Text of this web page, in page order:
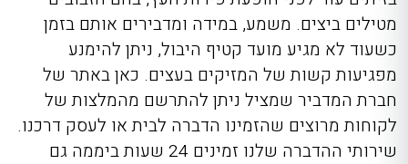
מטילים ביצים. משמע, במידה ומדבירים אותם בזמן
כשעוד לא מגיע מועד קטיף היבול, ניתן להימנע
מפגיעות קשות של המזיקים בעצים. כאן באתר של
חברת המדביר שמציל ניתן להתרשם מהמלצות של
לקוחות מרוצים שהזמינו הדברה לבית או לעסק דרכנו.
שירותי ההדברה שלנו זמינים 24 שעות ביממה גם